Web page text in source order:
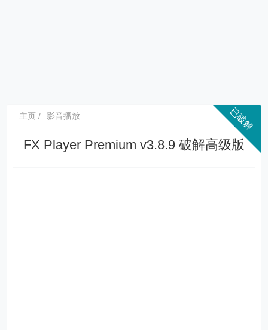
主页 影音播放
FX Player Premium v3.8.9 破解高级版